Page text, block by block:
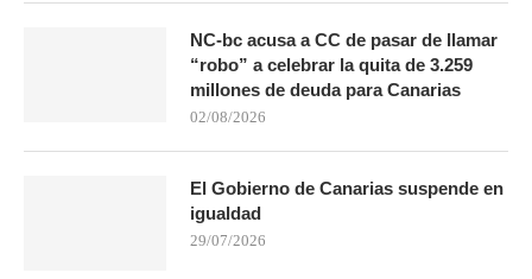
NC-bc acusa a CC de pasar de llamar
“robo” a celebrar la quita de 3.259
millones de deuda para Canarias
02/08/2026
El Gobierno de Canarias suspende en
igualdad
29/07/2026